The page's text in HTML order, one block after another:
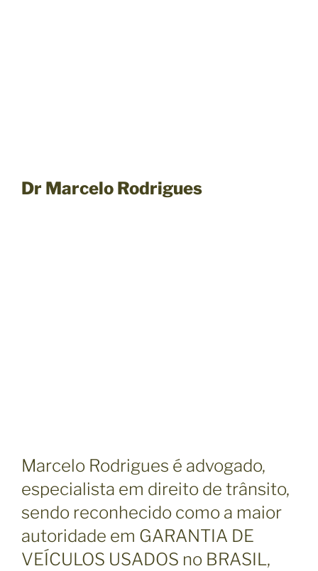
Dr Marcelo Rodrigues
Marcelo Rodrigues é advogado,
especialista em direito de trânsito,
sendo reconhecido como a maior
autoridade em GARANTIA DE
VEÍCULOS USADOS no BRASIL,